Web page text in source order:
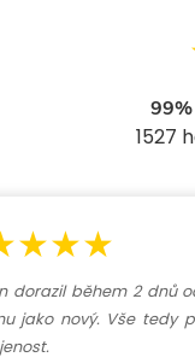
1527
dorazil během 2 dnů
jako nový. Vše tedy